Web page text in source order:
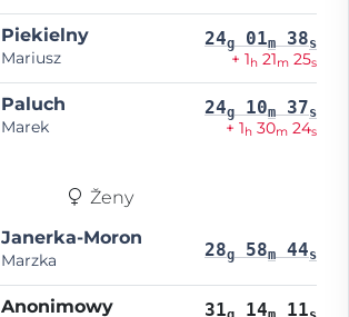
Piekielny
Mariusz
24g 01m 38s
+ 1h 21m 25s
Paluch
Marek
24g 10m 37s
+ 1h 30m 24s
Ženy
Janerka-Moron
Marzka 28g 58m 44s
Anonimowy 31 14 11